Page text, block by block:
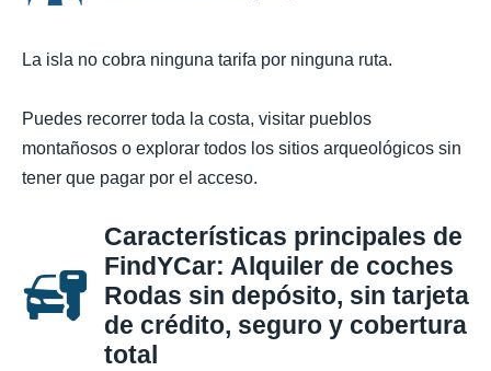
La isla no cobra ninguna tarifa por ninguna ruta.
Puedes recorrer toda la costa, visitar pueblos
montañosos o explorar todos los sitios arqueológicos sin
tener que pagar por el acceso.
Características principales de
FindYCar: Alquiler de coches
Rodas sin depósito, sin tarjeta
de crédito, seguro y cobertura
total